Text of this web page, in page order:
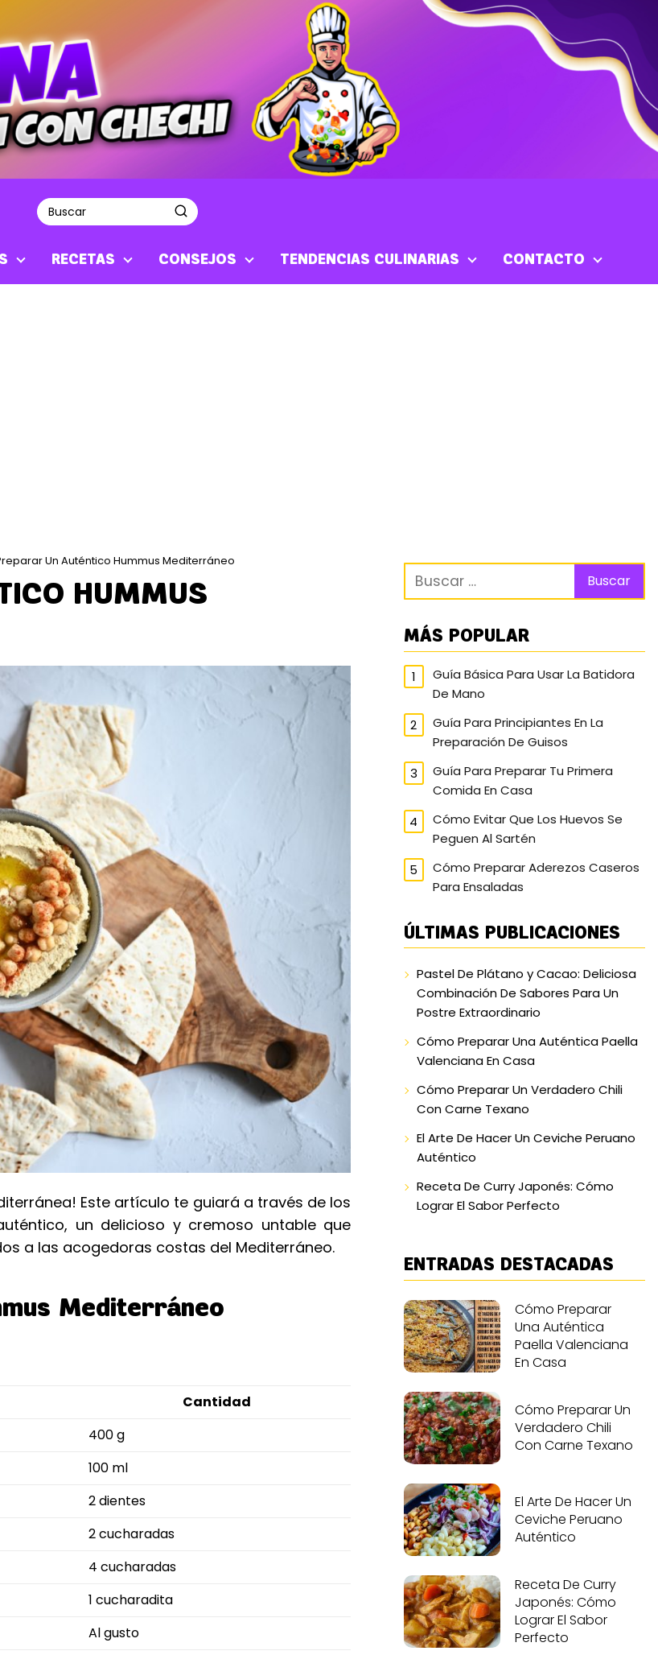
RECETAS CONSEJOS TENDENCIAS CULINARIAS CONTACTO
Un Auténtico Hummus Mediterráneo
HUMMUS
Este artículo te guiará a través de los
un delicioso y cremoso untable que
a las acogedoras costas del Mediterráneo.
Mediterráneo
Cantidad
400 g
100 ml
2 dientes
2 cucharadas
4 cucharadas
1 cucharadita
Al gusto
MÁS POPULAR
Guía Básica Para Usar La Batidora
De Mano
Guía Para Principiantes En La
Preparación De Guisos
Guía Para Preparar Tu Primera
Comida En Casa
Cómo Evitar Que Los Huevos Se
Peguen Al Sartén
Cómo Preparar Aderezos Caseros
Para Ensaladas
ÚLTIMAS PUBLICACIONES
Pastel De Plátano y Cacao: Deliciosa
Combinación De Sabores Para Un
Postre Extraordinario
Cómo Preparar Una Auténtica Paella
Valenciana En Casa
Cómo Preparar Un Verdadero Chili
Con Carne Texano
El Arte De Hacer Un Ceviche Peruano
Auténtico
Receta De Curry Japonés: Cómo
Lograr El Sabor Perfecto
ENTRADAS DESTACADAS
Cómo Preparar
Una Auténtica
Paella Valenciana
En Casa
Cómo Preparar Un
Verdadero Chili
Con Carne Texano
El Arte De Hacer Un
Ceviche Peruano
Auténtico
Receta De Curry
Japonés: Cómo
Lograr El Sabor
Perfecto